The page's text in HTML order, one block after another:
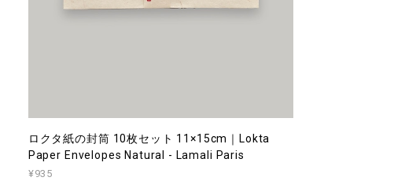
ロクタ紙の封筒 10枚セット 11×15cm｜Lokta
Paper Envelopes Natural - Lamali Paris
¥935